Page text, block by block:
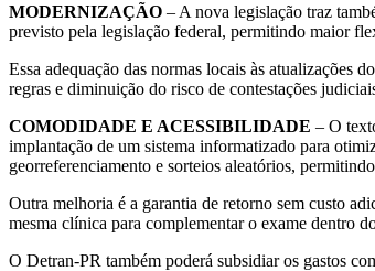
MODERNIZAÇÃO – A nova legislação traz
previsto pela legislação federal, permitindo maior
Essa adequação das normas locais às atualizações
regras e diminuição do risco de contestações
COMODIDADE E ACESSIBILIDADE – O
implantação de um sistema informatizado para
georreferenciamento e sorteios aleatórios,
Outra melhoria é a garantia de retorno sem custo
mesma clínica para complementar o exame dentro
O Detran-PR também poderá subsidiar os gastos